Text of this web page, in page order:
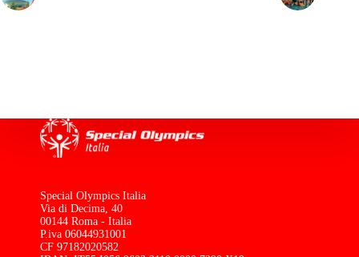
Special Olympics Italia
Via di Decima, 40
00144 Roma - Italia
P.iva 06044931001
CF 97182020582